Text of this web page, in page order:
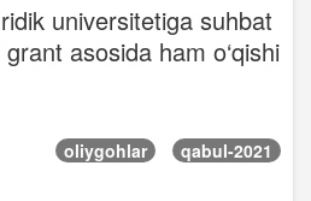
universitetiga suhbat
asosida ham o‘qishi
oliygohlar qabul-2021